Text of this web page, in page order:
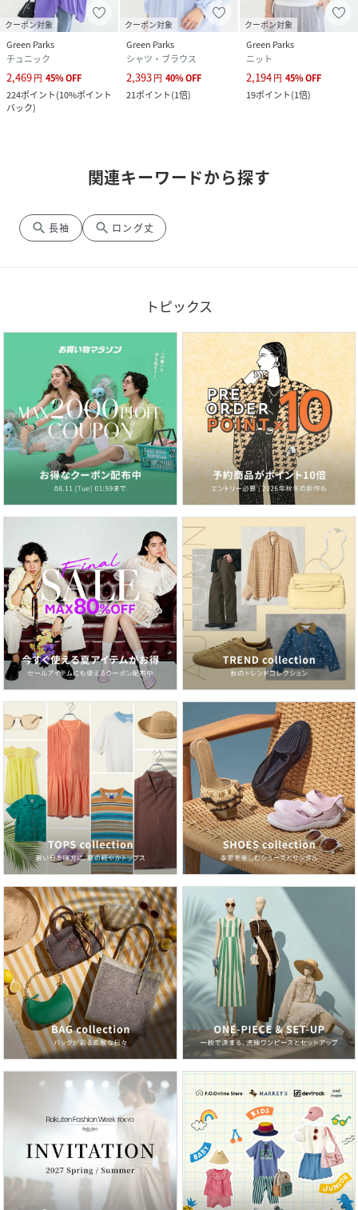
クーポン対象
Green Parks
チュニック
2,469円 45%OFF
224ポイント(10%ポイント
バック)
クーポン対象
Green Parks
シャツ・ブラウス
2,393円 40%OFF
21ポイント(1倍)
クーポン対象
Green Parks
ニット
2,194円 45%OFF
19ポイント(1倍)
関連キーワードから探す
search 長袖 search ロング丈
トピックス